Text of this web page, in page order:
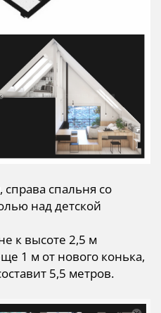
справа спальня со
над детской
к высоте 2,5 м
1 м от нового конька,
5,5 метров.